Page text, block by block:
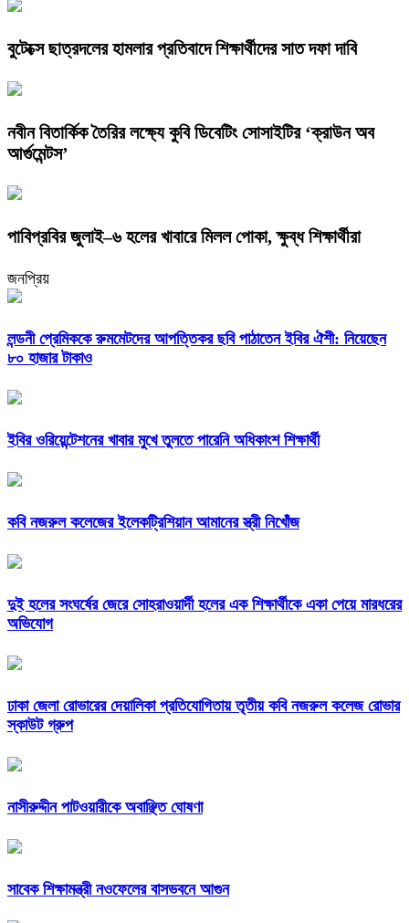
বুটেক্সে ছাত্রদলের হামলার প্রতিবাদে শিক্ষার্থীদের সাত দফা দাবি
নবীন বিতার্কিক তৈরির লক্ষ্যে কুবি ডিবেটিং সোসাইটির ‘ক্রাউন অব
আর্গুমেন্টস’
পাবিপ্রবির জুলাই–৬ হলের খাবারে মিলল পোকা, ক্ষুব্ধ শিক্ষার্থীরা
জনপ্রিয়
লন্ডনী প্রেমিককে রুমমেটদের আপত্তিকর ছবি পাঠাতেন ইবির ঐশী: নিয়েছেন
৮০ হাজার টাকাও
ইবির ওরিয়েন্টেশনের খাবার মুখে তুলতে পারেনি অধিকাংশ শিক্ষার্থী
কবি নজরুল কলেজের ইলেকট্রিশিয়ান আমানের স্ত্রী নিখোঁজ
দুই হলের সংঘর্ষের জেরে সোহরাওয়ার্দী হলের এক শিক্ষার্থীকে একা পেয়ে মারধরের
অভিযোগ
ঢাকা জেলা রোভারের দেয়ালিকা প্রতিযোগিতায় তৃতীয় কবি নজরুল কলেজ রোভার
স্কাউট গ্রুপ
নাসীরুদ্দীন পাটওয়ারীকে অবাঞ্ছিত ঘোষণা
সাবেক শিক্ষামন্ত্রী নওফেলের বাসভবনে আগুন